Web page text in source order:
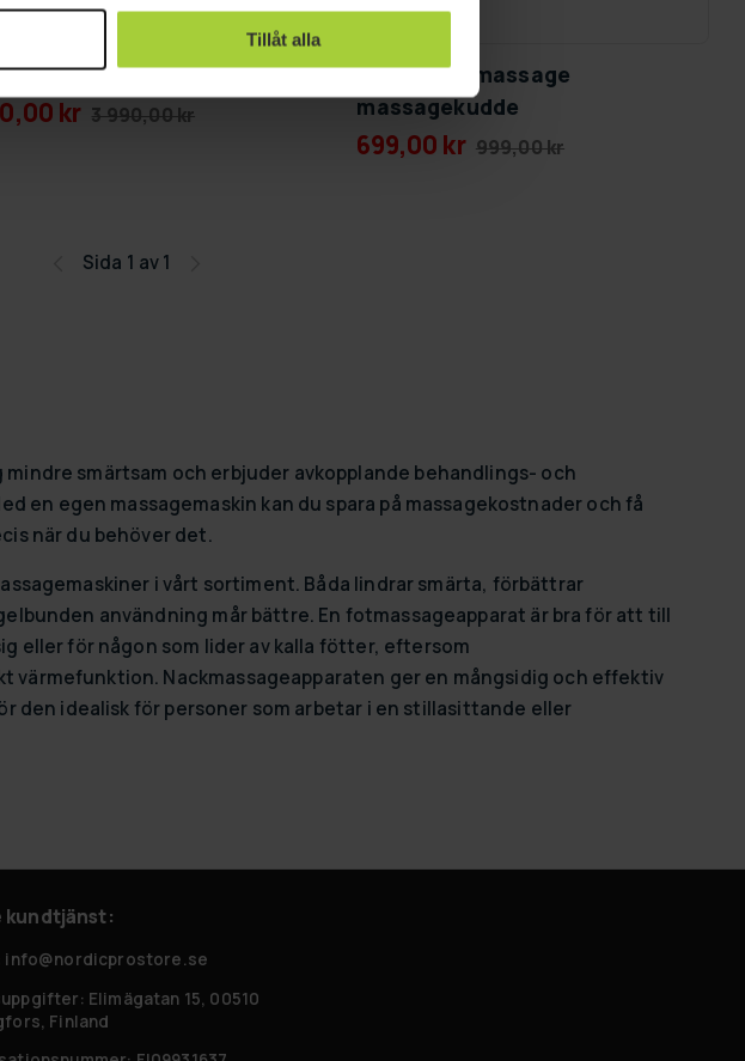
Tillåt alla
LE­VE­RANS
Inframadrass
kr 3 990,00 kr
GRA­TIS LE­VE­RANS
Lykke nackmassage
massagekudde
699,00 kr 999,00 kr
Sida 1 av 1
smärtsam och erbjuder avkopplande behandlings- och
en egen massagemaskin kan du spara på massagekostnader och få
när du behöver det.
i vårt sortiment. Båda lindrar smärta, förbättrar
användning mår bättre. En fotmassageapparat är bra för att till
eller för någon som lider av kalla fötter, eftersom
värmefunktion. Nackmassageapparaten ger en mångsidig och effektiv
den idealisk för personer som arbetar i en stillasittande eller
kundtjänst:
info@nordicprostore.se
Elimägatan 15, 00510
Finland